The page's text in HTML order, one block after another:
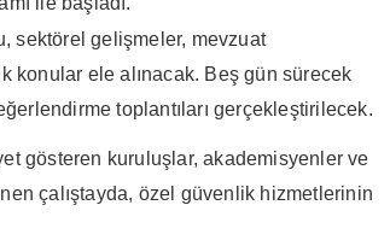
sektörel gelişmeler, mevzuat
konular ele alınacak. Beş gün sürecek
toplantıları gerçekleştirilecek.
gösteren kuruluşlar, akademisyenler ve
çalıştayda, özel güvenlik hizmetlerinin